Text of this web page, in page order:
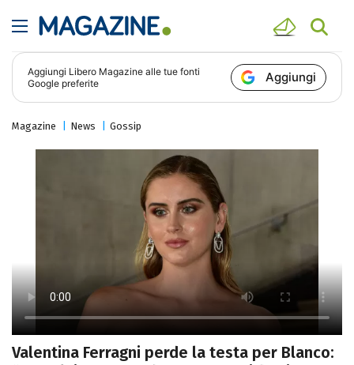
Aggiungi Libero Magazine alle tue fonti
Google preferite
Aggiungi
Magazine News Gossip
Valentina Ferragni perde la testa per Blanco: